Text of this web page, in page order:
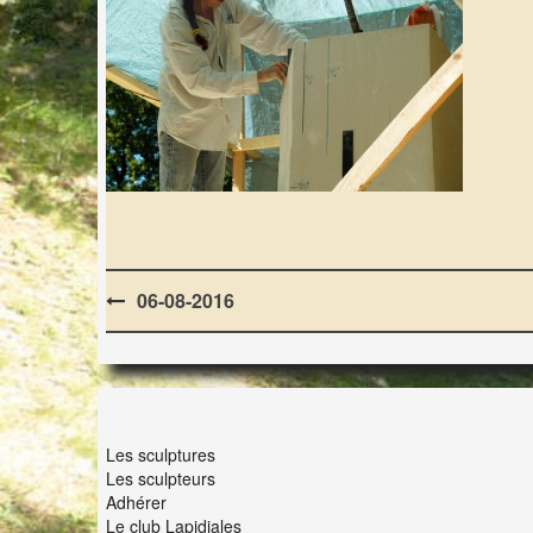
Post
navigation
06-08-2016
Les sculptures
Les sculpteurs
Adhérer
Le club Lapidiales